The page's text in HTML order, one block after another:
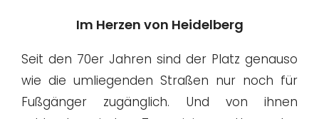
Im Herzen von Heidelberg
Seit den 70er Jahren sind der Platz genauso
wie die umliegenden Straßen nur noch für
Fußgänger zugänglich. Und von ihnen